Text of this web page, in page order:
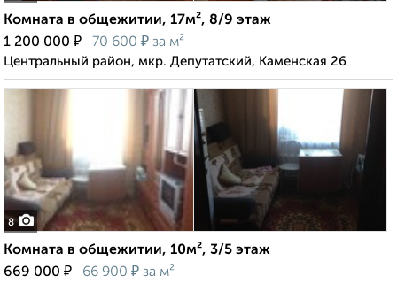
Комната в общежитии, 17м², 8/9 этаж
1 200 000 ₽ 70 600 ₽ за м²
Центральный район, мкр. Депутатский, Каменская 26
8
Комната в общежитии, 10м², 3/5 этаж
669 000 ₽ 66 900 ₽ за м²